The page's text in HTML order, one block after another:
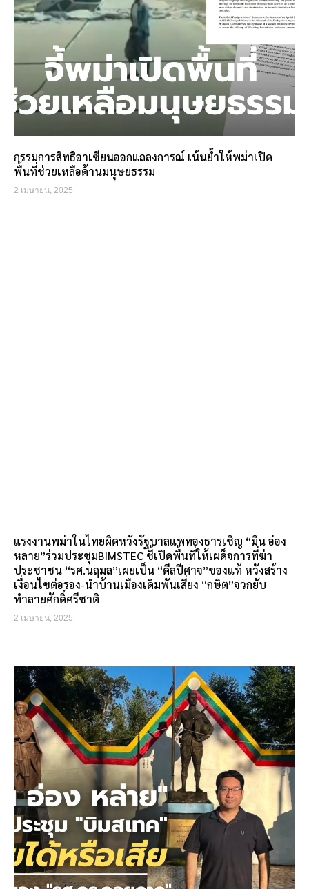
กรรมการสิทธิอาเซียนออกแถลงการณ์ เน้นย้ำให้พม่าเปิด
พื้นที่ช่วยเหลือด้านมนุษยธรรม
2 เมษายน, 2025
แรงงานพม่าในไทยผิดหวังรัฐบาลแพทองธารเชิญ “มิน อ่อง
หลาย”ร่วมประชุมBIMSTEC ชี้เปิดพื้นที่ให้เผด็จการที่ฆ่า
ประชาชน “รศ.นฤมล”เผยเป็น “ดีลปีศาจ”ของแท้ หวังสร้าง
เงื่อนไขต่อรอง-นำบ้านเมืองเดิมพันเสี่ยง “กษิต”จวกยับ
ทำลายศักดิ์ศรีชาติ
2 เมษายน, 2025